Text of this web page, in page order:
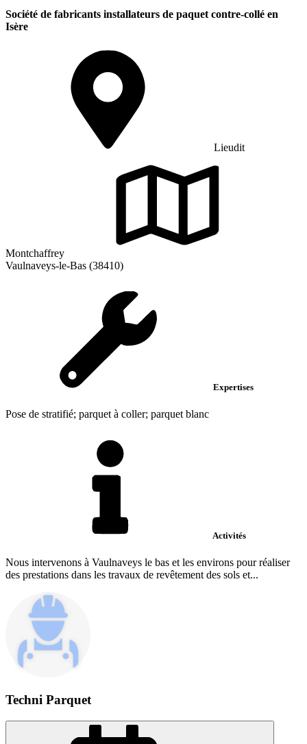
Société de fabricants installateurs de paquet contre-collé en
Isère
Lieudit
Montchaffrey
Vaulnaveys-le-Bas (38410)
Expertises
Pose de stratifié; parquet à coller; parquet blanc
Activités
Nous intervenons à Vaulnaveys le bas et les environs pour réaliser
des prestations dans les travaux de revêtement des sols et...
Techni Parquet